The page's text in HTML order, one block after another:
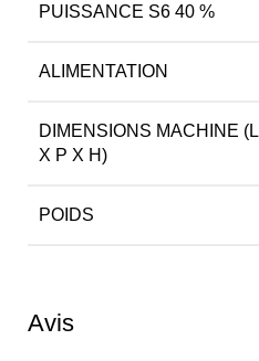
PUISSANCE S6 40 %
ALIMENTATION
DIMENSIONS MACHINE (L
X P X H)
POIDS
Avis